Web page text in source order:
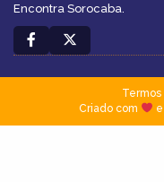
Encontra Sorocaba.
Termos|
Criado com
e